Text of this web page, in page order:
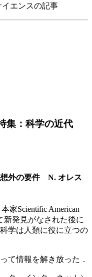
エンスの記事
集：科学の近代
外の要件 N. オレス
家Scientific American
発見がなされた後に
学は人類に役に立つの
て情報を解き放った．